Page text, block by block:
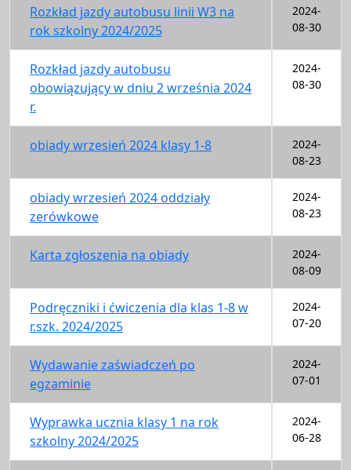
Rozkład jazdy autobusu linii W3 na
rok szkolny 2024/2025
2024-
08-30
Rozkład jazdy autobusu
obowiązujący w dniu 2 września 2024
r.
2024-
08-30
obiady wrzesień 2024 klasy 1-8
2024-
08-23
obiady wrzesień 2024 oddziały
zerówkowe
2024-
08-23
Karta zgłoszenia na obiady
2024-
08-09
Podręczniki i ćwiczenia dla klas 1-8 w
r.szk. 2024/2025
2024-
07-20
Wydawanie zaświadczeń po
egzaminie
2024-
07-01
Wyprawka ucznia klasy 1 na rok
szkolny 2024/2025
2024-
06-28